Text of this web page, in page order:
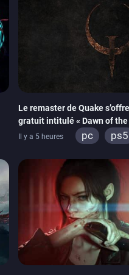
Le remaster de Quake
gratuit intitulé « Dawn of the
Il y a 5 heures pc
ps5
nintendo